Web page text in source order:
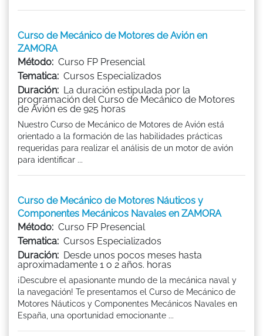
Curso de Mecánico de Motores de Avión en
ZAMORA
Método: Curso FP Presencial
Tematica: Cursos Especializados
Duración: La duración estipulada por la
programación del Curso de Mecánico de Motores
de Avión es de 925 horas
Nuestro Curso de Mecánico de Motores de Avión está
orientado a la formación de las habilidades prácticas
requeridas para realizar el análisis de un motor de avión
para identificar ...
Curso de Mecánico de Motores Náuticos y
Componentes Mecánicos Navales en ZAMORA
Método: Curso FP Presencial
Tematica: Cursos Especializados
Duración: Desde unos pocos meses hasta
aproximadamente 1 o 2 años. horas
¡Descubre el apasionante mundo de la mecánica naval y
la navegación! Te presentamos el Curso de Mecánico de
Motores Náuticos y Componentes Mecánicos Navales en
España, una oportunidad emocionante ...